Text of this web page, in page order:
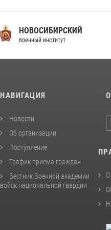
НОВОСИБИРСКИЙ
военный институт
НАВИГАЦИЯ
Новости
Об организации
Поступление
График приема граждан
Вестник Военной академии
войск национальной гвардии
О